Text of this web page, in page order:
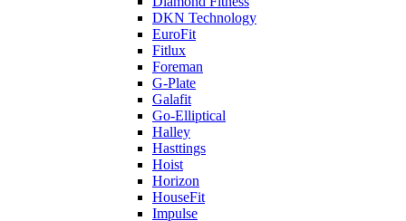
DKN Technology
EuroFit
Fitlux
Foreman
G-Plate
Galafit
Go-Elliptical
Halley
Hasttings
Hoist
Horizon
HouseFit
Impulse